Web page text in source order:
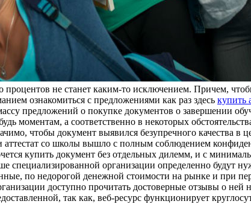
не станет каким-то исключением. Причем,
ознакомиться с предложениями как раз здесь купить
предложений о покупке документов о завершении
моментам, а соответственно в некоторых
чтобы документ выявился безупречного качества
со школы вышло с полным соблюдением
купить документ без отдельных дилемм, и с
специализированной организации определенно будут
по недорогой денежной стоимости на рынке и при
доступно прочитать достоверные отзывы о ней
так как, веб-ресурс функционирует